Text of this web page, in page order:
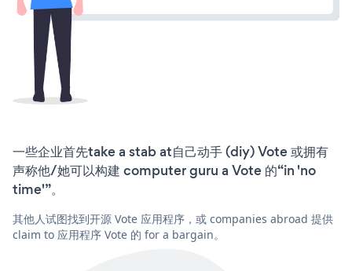
一些企业首先take a stab at自己动手 (diy) Vote 或拥有
声称他/她可以构建 computer guru a Vote 的“in 'no
time'”。
其他人试图找到开源 Vote 应用程序，或 companies abroad 提供
claim to 应用程序 Vote 的 for a bargain。